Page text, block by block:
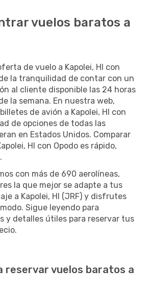
vuelos baratos a
de vuelo a Kapolei, HI con
la tranquilidad de contar con un
al cliente disponible las 24 horas
la semana. En nuestra web,
de avión a Kapolei, HI con
de opciones de todas las
en Estados Unidos. Comparar
HI con Opodo es rápido,
con más de 690 aerolíneas,
la que mejor se adapte a tus
a Kapolei, HI (JRF) y disfrutes
Sigue leyendo para
y detalles útiles para reservar tus
reservar vuelos baratos a